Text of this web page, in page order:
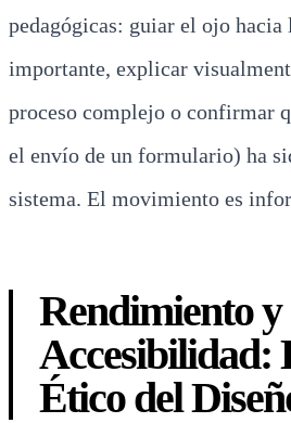
pedagógicas: guiar el ojo hacia
importante, explicar
proceso complejo o confirmar
el envío de un formulario) ha
sistema. El movimiento es
Rendimiento y
Accesibilidad:
Ético del